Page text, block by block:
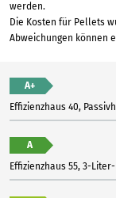
werden.
Die Kosten für Pellets
Abweichungen können
A+
Effizienzhaus 40,
A
Effizienzhaus 55, 3-